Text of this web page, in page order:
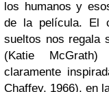
los humanos y
de la película. El
sueltos nos regala
(Katie
claramente
Chaffey, 1966), en